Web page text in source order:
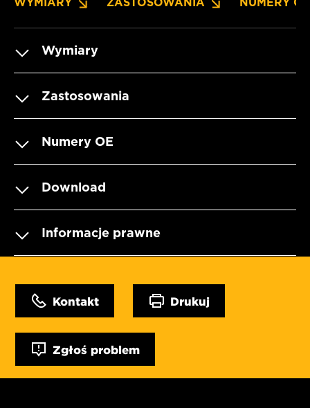
Wymiary
Zastosowania
Numery OE
Download
Informacje prawne
Kontakt Drukuj
Zgłoś problem